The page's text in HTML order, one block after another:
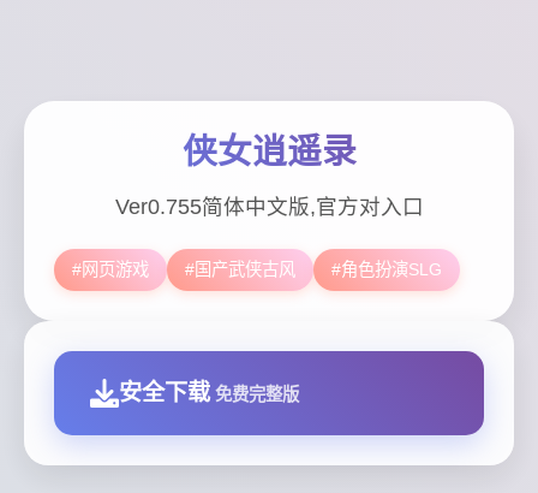
侠女逍遥录
Ver0.755简体中文版,官方对入口
#网页游戏 #国产武侠古风 #角色扮演SLG
安全下载 免费完整版